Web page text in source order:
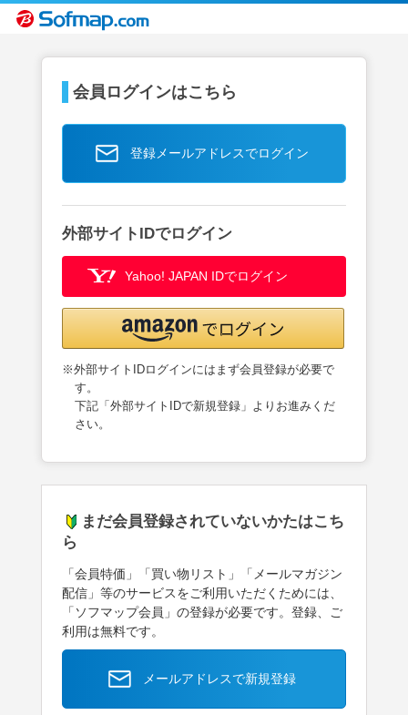
会員ログインはこちら
登録メールアドレスでログイン
外部サイトIDでログイン
Yahoo! JAPAN IDでログイン
※外部サイトIDログインにはまず会員登録が必要で
す。
下記「外部サイトIDで新規登録」よりお進みくだ
さい。
まだ会員登録されていないかたはこち
ら
「会員特価」「買い物リスト」「メールマガジン
配信」等のサービスをご利用いただくためには、
「ソフマップ会員」の登録が必要です。登録、ご
利用は無料です。
メールアドレスで新規登録